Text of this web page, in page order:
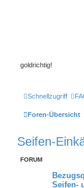
goldrichtig!
Schnellzugriff
Foren-Übersicht
Seifen-
FORUM
Seifen-